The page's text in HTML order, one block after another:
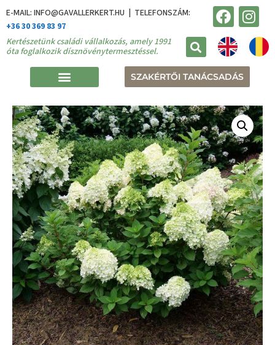
E-MAIL: INFO@GAVALLERKERT.HU | TELEFONSZÁM:
+36 30 369 83 97
Kertészetünk családi vállalkozás, amely 1991
óta foglalkozik dísznövénytermesztéssel.
SZAKÉRTŐI TANÁCSADÁS